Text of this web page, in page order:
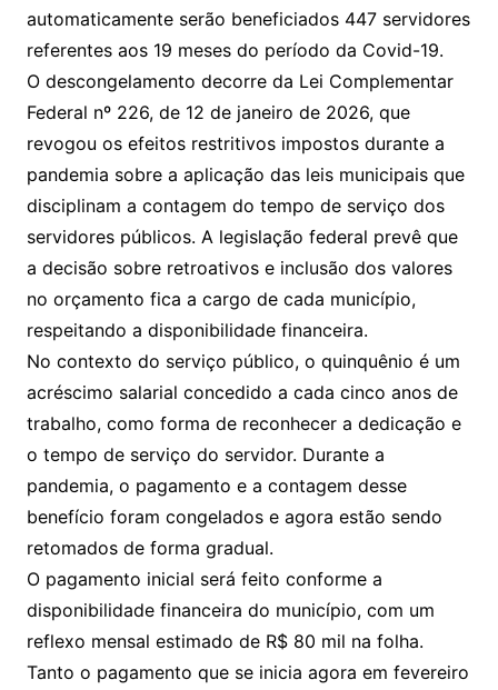
automaticamente serão beneficiados 447 servidores
referentes aos 19 meses do período da Covid-19.
O descongelamento decorre da Lei Complementar
Federal nº 226, de 12 de janeiro de 2026, que
revogou os efeitos restritivos impostos durante a
pandemia sobre a aplicação das leis municipais que
disciplinam a contagem do tempo de serviço dos
servidores públicos. A legislação federal prevê que
a decisão sobre retroativos e inclusão dos valores
no orçamento fica a cargo de cada município,
respeitando a disponibilidade financeira.
No contexto do serviço público, o quinquênio é um
acréscimo salarial concedido a cada cinco anos de
trabalho, como forma de reconhecer a dedicação e
o tempo de serviço do servidor. Durante a
pandemia, o pagamento e a contagem desse
benefício foram congelados e agora estão sendo
retomados de forma gradual.
O pagamento inicial será feito conforme a
disponibilidade financeira do município, com um
reflexo mensal estimado de R$ 80 mil na folha.
Tanto o pagamento que se inicia agora em fevereiro